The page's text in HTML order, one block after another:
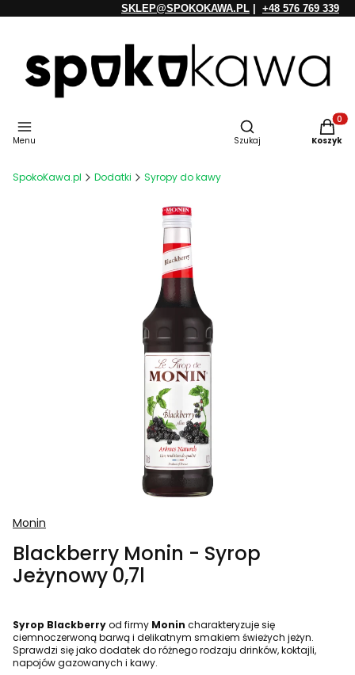
SKLEP@SPOKOKAWA.PL +48 576 769 339
Menu
Otwórz wyszukiwarkę
Szukaj Koszyk
SpokoKawa.pl Dodatki Syropy do kawy
Monin
Blackberry Monin - Syrop
Jeżynowy 0,7l
Syrop Blackberryod firmy Monin charakteryzuje się
ciemnoczerwoną barwą i delikatnym smakiem świeżych jeżyn.
Sprawdzi się jako dodatek do różnego rodzaju drinków, koktajli,
napojów gazowanych i kawy.